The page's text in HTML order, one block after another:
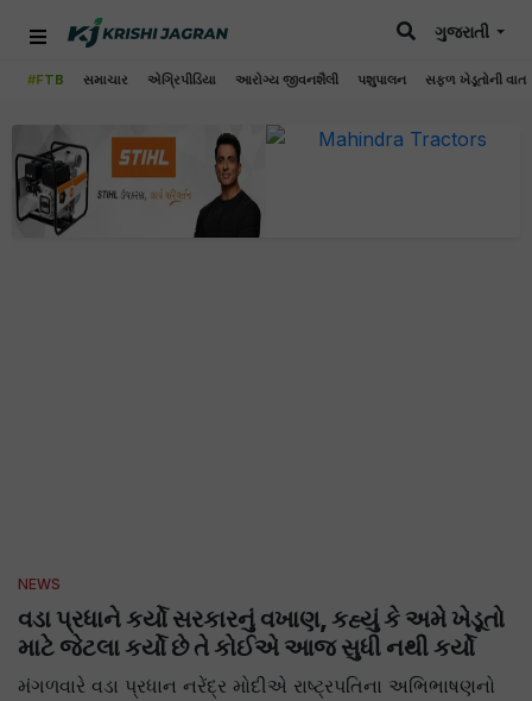
#FTB સમાચાર એગ્રિપીડિયા આરોગ્ય જીવનશૈલી પશુપાલન સફળ ખેડૂતોની વાત
ગુજરાતી
NEWS
વડા પ્રધાને કર્યો સરકારનું વખાણ, કહ્યું કે અમે ખેડૂતો
માટે જેટલા કર્યો છે તે કોઈએ આજ સુધી નથી કર્યો
મંગળવારે વડા પ્રધાન નરેંદ્ર મોદીએ રાષ્ટ્રપતિના અભિભાષણનો